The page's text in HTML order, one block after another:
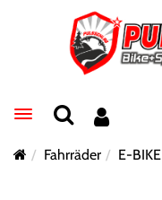
Toggle navigation
Fahrräder E-BIKE